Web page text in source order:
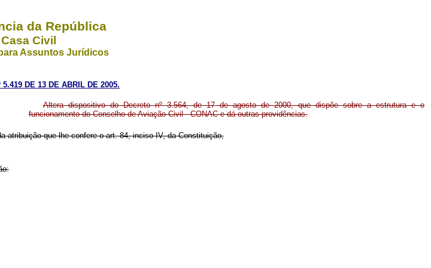
da República
Casa Civil
Assuntos Jurídicos
5.419 DE 13 DE ABRIL DE 2005.
Altera dispositivo do Decreto nº 3.564, de 17 de agosto de 2000, que dispõe sobre a estrutura e o
funcionamento do Conselho de Aviação Civil - CONAC e dá outras providências.
atribuição que lhe confere o art. 84, inciso IV, da Constituição,